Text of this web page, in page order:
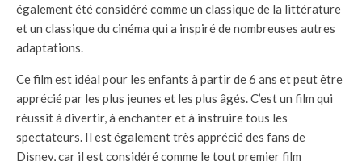
également été considéré comme un classique de la littérature
et un classique du cinéma qui a inspiré de nombreuses autres
adaptations.
Ce film est idéal pour les enfants à partir de 6 ans et peut être
apprécié par les plus jeunes et les plus âgés. C’est un film qui
réussit à divertir, à enchanter et à instruire tous les
spectateurs. Il est également très apprécié des fans de
Disney, car il est considéré comme le tout premier film